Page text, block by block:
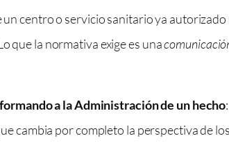
centro o servicio sanitario ya autorizado
que la normativa exige es una
a la Administración de un hecho
cambia por completo la perspectiva de